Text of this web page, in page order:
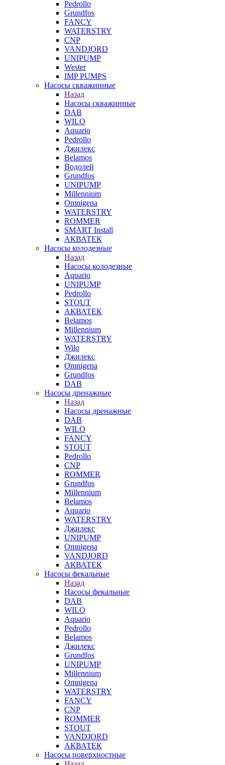
Pedrollo
Grundfos
FANCY
WATERSTRY
CNP
VANDJORD
UNIPUMP
Wester
IMP PUMPS
Насосы скважинные
Назад
Насосы скважинные
DAB
WILO
Aquario
Pedrollo
Джилекс
Belamos
Водолей
Grundfos
UNIPUMP
Millennium
Omnigena
WATERSTRY
ROMMER
SMART Install
АКВАТЕК
Насосы колодезные
Назад
Насосы колодезные
Aquario
UNIPUMP
Pedrollo
STOUT
АКВАТЕК
Belamos
Millennium
WATERSTRY
Wilo
Джилекс
Omnigena
Grundfos
DAB
Насосы дренажные
Назад
Насосы дренажные
DAB
WILO
FANCY
STOUT
Pedrollo
CNP
ROMMER
Grundfos
Millennium
Belamos
Aquario
WATERSTRY
Джилекс
UNIPUMP
Omnigena
VANDJORD
АКВАТЕК
Насосы фекальные
Назад
Насосы фекальные
DAB
WILO
Aquario
Pedrollo
Belamos
Джилекс
Grundfos
UNIPUMP
Millennium
Omnigena
WATERSTRY
FANCY
CNP
ROMMER
STOUT
VANDJORD
АКВАТЕК
Насосы поверхностные